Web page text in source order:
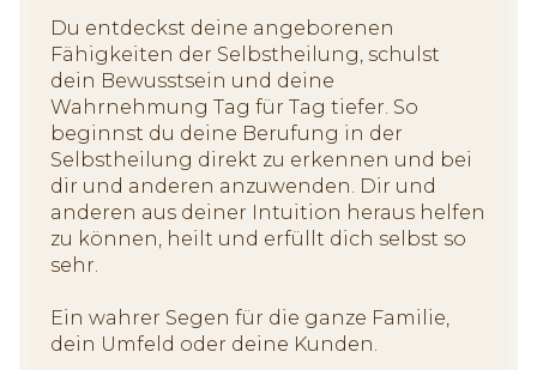
Du entdeckst deine angeborenen
Fähigkeiten der Selbstheilung, schulst
dein Bewusstsein und deine
Wahrnehmung Tag für Tag tiefer. So
beginnst du deine Berufung in der
Selbstheilung direkt zu erkennen und bei
dir und anderen anzuwenden. Dir und
anderen aus deiner Intuition heraus helfen
zu können, heilt und erfüllt dich selbst so
sehr.
Ein wahrer Segen für die ganze Familie,
dein Umfeld oder deine Kunden.